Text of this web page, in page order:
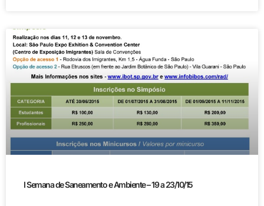
I Semana de Saneamento e Ambiente – 19 a 23/10/15